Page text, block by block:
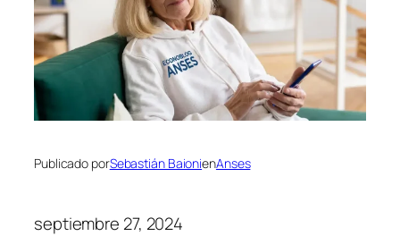
Publicado porSebastián BaionienAnses
septiembre 27, 2024